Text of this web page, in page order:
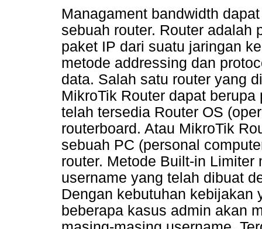
Managament bandwidth
sebuah router. Router adalah
paket IP dari suatu jaringan
metode addressing dan
data. Salah satu router yang
MikroTik Router dapat
telah tersedia Router OS
routerboard. Atau MikroTik
sebuah PC (personal
router. Metode Built-in
username yang telah dibuat
Dengan kebutuhan kebijakan
beberapa kasus admin akan